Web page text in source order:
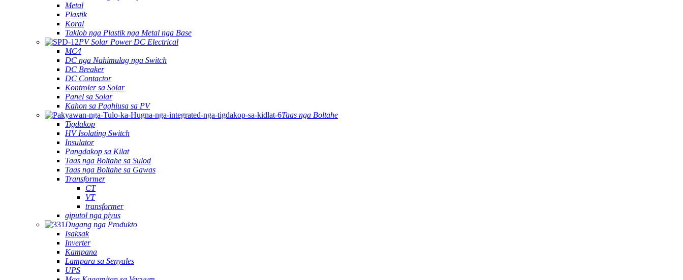
Metal
Plastik
Koral
Taklob nga Plastik nga Metal nga Base
PV Solar Power DC Electrical
MC4
DC nga Nahimulag nga Switch
DC Breaker
DC Contactor
Kontroler sa Solar
Panel sa Solar
Kahon sa Paghiusa sa PV
Taas nga Boltahe
Tigdakop
HV Isolating Switch
Insulator
Pangdakop sa Kilat
Taas nga Boltahe sa Sulod
Taas nga Boltahe sa Gawas
Transformer
CT
VT
transformer
giputol nga piyus
Dugang nga Produkto
Isaksak
Inverter
Kampana
Lampara sa Senyales
UPS